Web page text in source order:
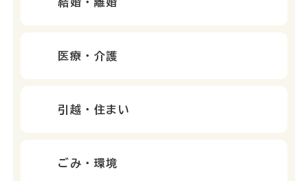
医療・介護
引越・住まい
ごみ・環境